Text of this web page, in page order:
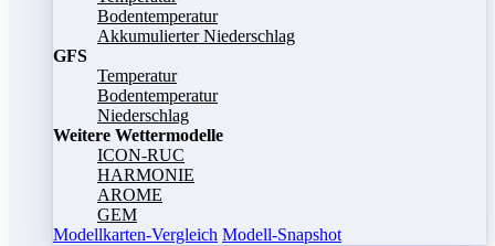
Bodentemperatur
Akkumulierter Niederschlag
GFS
Temperatur
Bodentemperatur
Niederschlag
Weitere Wettermodelle
ICON-RUC
HARMONIE
AROME
GEM
Modellkarten-Vergleich Modell-Snapshot